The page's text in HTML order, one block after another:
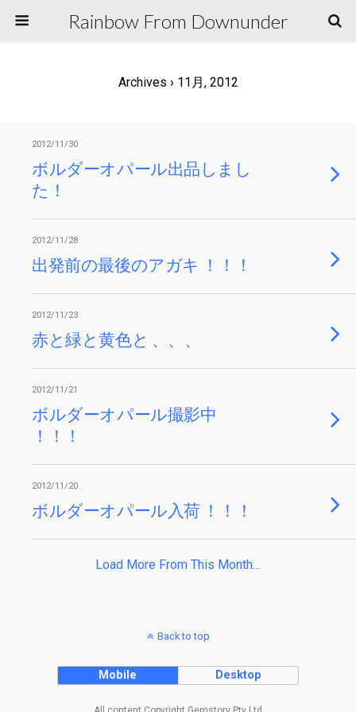
Rainbow From Downunder
Archives › 11月, 2012
2012/11/30
ボルダーオパール出品しまし
た！
2012/11/28
出発前の最後のアガキ ！！！
2012/11/23
赤と緑と黄色と 、、、
2012/11/21
ボルダーオパール撮影中
！！！
2012/11/20
ボルダーオパール入荷 ！！！
Load More From This Month…
Back to top
Mobile Desktop